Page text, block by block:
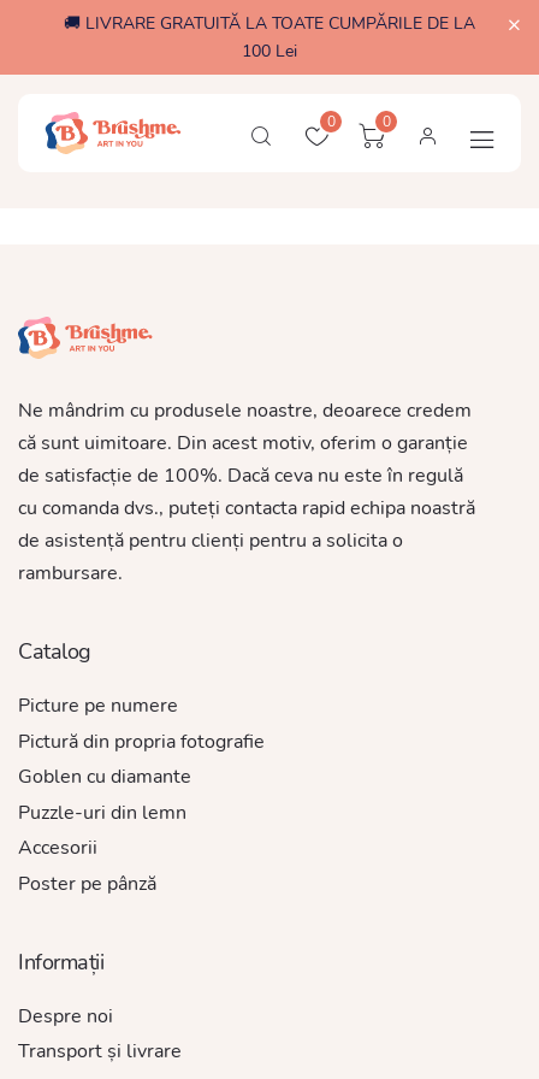
🚚 LIVRARE GRATUITĂ LA TOATE CUMPĂRILE DE LA
100 Lei
0 0
Ne mândrim cu produsele noastre, deoarece credem
că sunt uimitoare. Din acest motiv, oferim o garanție
de satisfacție de 100%. Dacă ceva nu este în regulă
cu comanda dvs., puteți contacta rapid echipa noastră
de asistență pentru clienți pentru a solicita o
rambursare.
Catalog
Picture pe numere
Pictură din propria fotografie
Goblen cu diamante
Puzzle-uri din lemn
Accesorii
Poster pe pânză
Informații
Despre noi
Transport și livrare